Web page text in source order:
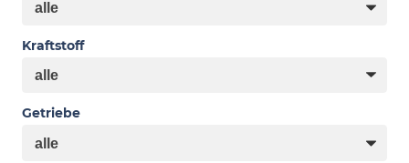
Kraftstoff
Getriebe